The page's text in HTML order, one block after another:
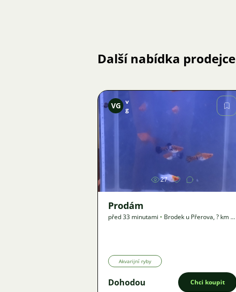
Další nabídka prodejce
Obrázek
VG v
g
27
Prodám
před 33 minutami • Brodek u Přerova,? km •
Akvarijní ryby
Dohodou Chci koupit